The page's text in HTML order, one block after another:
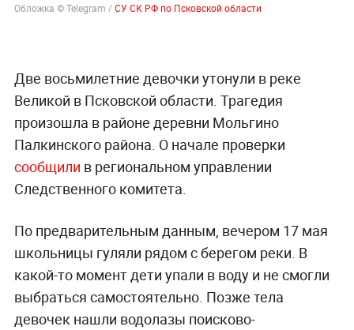
Обложка © Telegram /СУ СК РФ по Псковской области
Две восьмилетние девочки утонули в реке
Великой в Псковской области. Трагедия
произошла в районе деревни Мольгино
Палкинского района. О начале проверки
сообщили в региональном управлении
Следственного комитета.
По предварительным данным, вечером 17 мая
школьницы гуляли рядом с берегом реки. В
какой-то момент дети упали в воду и не смогли
выбраться самостоятельно. Позже тела
девочек нашли водолазы поисково-